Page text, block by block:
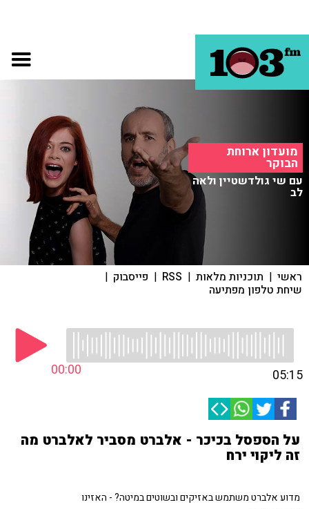
מועדון ארוחת
הבוקר
עם שי גולדשטיין ולאה
לב
ראשי | תוכניות מלאות |
RSS
| פייסבוק |
שיחת טלפון מפתיעה
00:00 05:15
על הספסל בכיכר - אלברט מסביר לאלברט מה
זה ליקוי ירח
מדוע אלברט משתמש באזיקים ובשוטים במיטה? - האזינו